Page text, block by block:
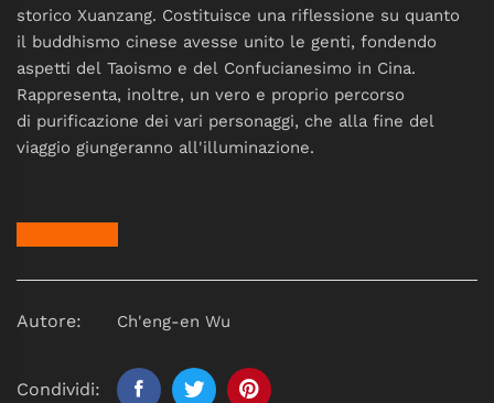
storico Xuanzang. Costituisce una riflessione su quanto
il buddhismo cinese avesse unito le genti, fondendo
aspetti del Taoismo e del Confucianesimo in Cina.
Rappresenta, inoltre, un vero e proprio percorso
di purificazione dei vari personaggi, che alla fine del
viaggio giungeranno all'illuminazione.
Autore: Ch'eng-en Wu
Condividi: